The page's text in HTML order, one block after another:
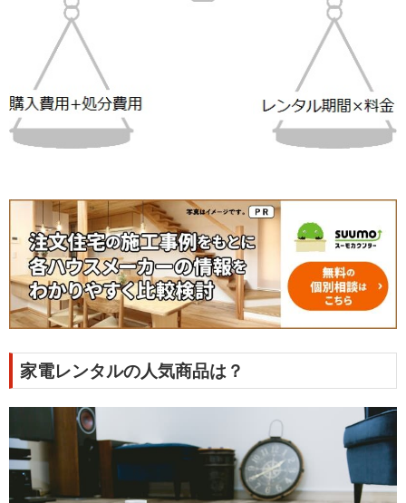
家電レンタルの人気商品は？